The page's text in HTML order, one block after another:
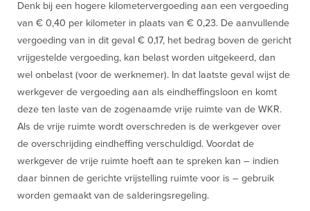
Denk bij een hogere kilometervergoeding aan een vergoeding
van € 0,40 per kilometer in plaats van € 0,23. De aanvullende
vergoeding van in dit geval € 0,17, het bedrag boven de gericht
vrijgestelde vergoeding, kan belast worden uitgekeerd, dan
wel onbelast (voor de werknemer). In dat laatste geval wijst de
werkgever de vergoeding aan als eindheffingsloon en komt
deze ten laste van de zogenaamde vrije ruimte van de WKR.
Als de vrije ruimte wordt overschreden is de werkgever over
de overschrijding eindheffing verschuldigd. Voordat de
werkgever de vrije ruimte hoeft aan te spreken kan – indien
daar binnen de gerichte vrijstelling ruimte voor is – gebruik
worden gemaakt van de salderingsregeling.